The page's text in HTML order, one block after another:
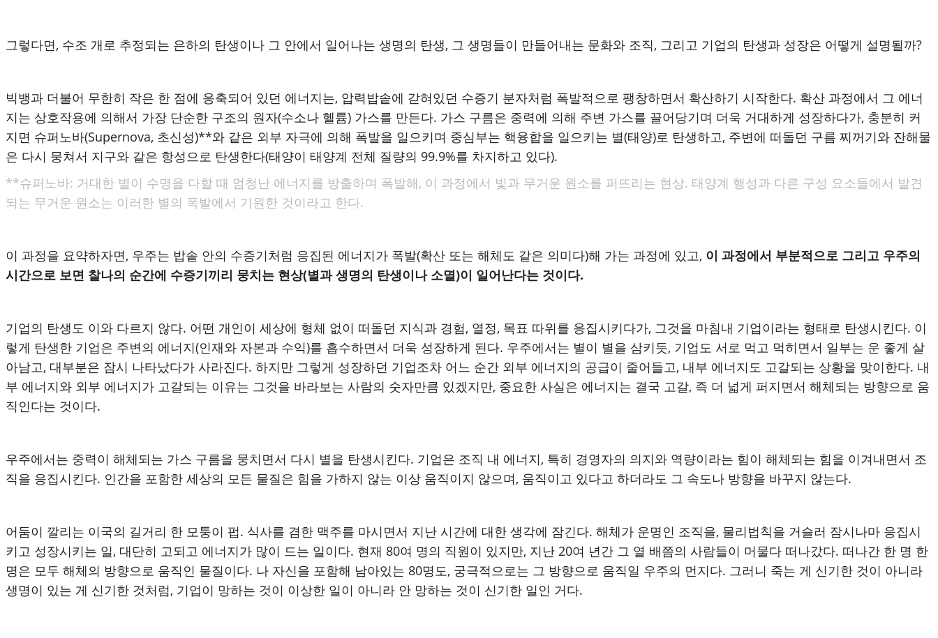
그렇다면, 수조 개로 추정되는 은하의 탄생이나 그 안에서 일어나는 생명의 탄생, 그 생명들이 만들어내는 문화와 조직, 그리고 기업의 탄생과 성장은 어떻게 설명될까?
빅뱅과 더불어 무한히 작은 한 점에 응축되어 있던 에너지는, 압력밥솥에 갇혀있던 수증기 분자처럼 폭발적으로 팽창하면서 확산하기 시작한다. 확산 과정에서 그 에너
지는 상호작용에 의해서 가장 단순한 구조의 원자(수소나 헬륨) 가스를 만든다. 가스 구름은 중력에 의해 주변 가스를 끌어당기며 더욱 거대하게 성장하다가, 충분히 커
지면 슈퍼노바(Supernova, 초신성)**와 같은 외부 자극에 의해 폭발을 일으키며 중심부는 핵융합을 일으키는 별(태양)로 탄생하고, 주변에 떠돌던 구름 찌꺼기와 잔해물
은 다시 뭉쳐서 지구와 같은 항성으로 탄생한다(태양이 태양계 전체 질량의 99.9%를 차지하고 있다).
**슈퍼노바: 거대한 별이 수명을 다할 때 엄청난 에너지를 방출하며 폭발해, 이 과정에서 빛과 무거운 원소를 퍼뜨리는 현상. 태양계 행성과 다른 구성 요소들에서 발견
되는 무거운 원소는 이러한 별의 폭발에서 기원한 것이라고 한다.
이 과정을 요약하자면, 우주는 밥솥 안의 수증기처럼 응집된 에너지가 폭발(확산 또는 해체도 같은 의미다)해 가는 과정에 있고, 이 과정에서 부분적으로 그리고 우주의
시간으로 보면 찰나의 순간에 수증기끼리 뭉치는 현상(별과 생명의 탄생이나 소멸)이 일어난다는 것이다.
기업의 탄생도 이와 다르지 않다. 어떤 개인이 세상에 형체 없이 떠돌던 지식과 경험, 열정, 목표 따위를 응집시키다가, 그것을 마침내 기업이라는 형태로 탄생시킨다. 이
렇게 탄생한 기업은 주변의 에너지(인재와 자본과 수익)를 흡수하면서 더욱 성장하게 된다. 우주에서는 별이 별을 삼키듯, 기업도 서로 먹고 먹히면서 일부는 운 좋게 살
아남고, 대부분은 잠시 나타났다가 사라진다. 하지만 그렇게 성장하던 기업조차 어느 순간 외부 에너지의 공급이 줄어들고, 내부 에너지도 고갈되는 상황을 맞이한다. 내
부 에너지와 외부 에너지가 고갈되는 이유는 그것을 바라보는 사람의 숫자만큼 있겠지만, 중요한 사실은 에너지는 결국 고갈, 즉 더 넓게 퍼지면서 해체되는 방향으로 움
직인다는 것이다.
우주에서는 중력이 해체되는 가스 구름을 뭉치면서 다시 별을 탄생시킨다. 기업은 조직 내 에너지, 특히 경영자의 의지와 역량이라는 힘이 해체되는 힘을 이겨내면서 조
직을 응집시킨다. 인간을 포함한 세상의 모든 물질은 힘을 가하지 않는 이상 움직이지 않으며, 움직이고 있다고 하더라도 그 속도나 방향을 바꾸지 않는다.
어둠이 깔리는 이국의 길거리 한 모퉁이 펍. 식사를 겸한 맥주를 마시면서 지난 시간에 대한 생각에 잠긴다. 해체가 운명인 조직을, 물리법칙을 거슬러 잠시나마 응집시
키고 성장시키는 일, 대단히 고되고 에너지가 많이 드는 일이다. 현재 80여 명의 직원이 있지만, 지난 20여 년간 그 열 배쯤의 사람들이 머물다 떠나갔다. 떠나간 한 명 한
명은 모두 해체의 방향으로 움직인 물질이다. 나 자신을 포함해 남아있는 80명도, 궁극적으로는 그 방향으로 움직일 우주의 먼지다. 그러니 죽는 게 신기한 것이 아니라
생명이 있는 게 신기한 것처럼, 기업이 망하는 것이 이상한 일이 아니라 안 망하는 것이 신기한 일인 거다.